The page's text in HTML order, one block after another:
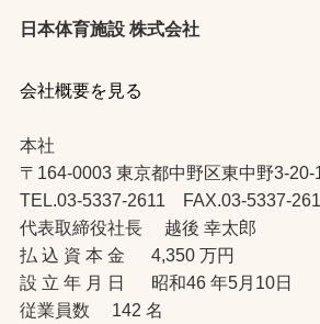
日本体育施設 株式会社
会社概要を見る
本社
〒164-0003 東京都中野区東中野3-20-
TEL.03-5337-2611 FAX.03-5337-
代表取締役社長 越後 幸太郎
払 込 資 本 金 4,350 万円
設 立 年 月 日 昭和46 年5月10日
従業員数 142 名